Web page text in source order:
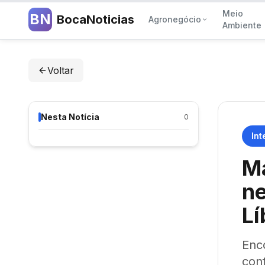
BN BocaNoticias Agronegócio
Meio
Ambiente
Voltar
Nesta Notícia 0